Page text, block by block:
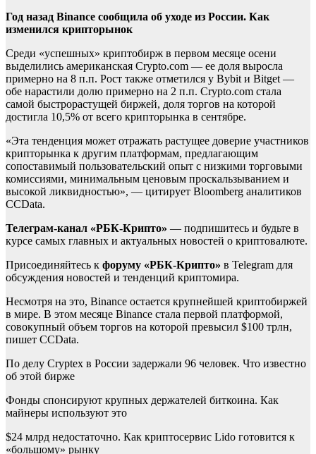
Год назад Binance сообщила об уходе из России. Как
изменился крипторынок
Среди «успешных» криптобирж в первом месяце осени
выделились американская Crypto.com — ее доля выросла
примерно на 8 п.п. Рост также отметился у Bybit и Bitget —
обе нарастили долю примерно на 2 п.п. Crypto.com стала
самой быстрорастущей биржей, доля торгов на которой
достигла 10,5% от всего крипторынка в сентябре.
«Эта тенденция может отражать растущее доверие участников
крипторынка к другим платформам, предлагающим
сопоставимый пользовательский опыт с низкими торговыми
комиссиями, минимальным ценовым проскальзыванием и
высокой ликвидностью», — цитирует Bloomberg аналитиков
CCData.
Телеграм-канал «РБК-Крипто» — подпишитесь и будьте в
курсе самых главных и актуальных новостей о криптовалюте.
Присоединяйтесь к форуму «РБК-Крипто» в Telegram для
обсуждения новостей и тенденций криптомира.
Несмотря на это, Binance остается крупнейшей криптобиржей
в мире. В этом месяце Binance стала первой платформой,
совокупный объем торгов на которой превысил $100 трлн,
пишет CCData.
По делу Cryptex в России задержали 96 человек. Что известно
об этой бирже
Фонды спонсируют крупных держателей биткоина. Как
майнеры используют это
$24 млрд недостаточно. Как криптосервис Lido готовится к
«большому» рынку